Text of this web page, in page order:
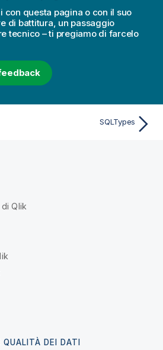
con questa pagina o con il suo
di battitura, un passaggio
tecnico – ti pregiamo di farcelo
SQLTypes
Qlik
QUALITÀ DEI DATI